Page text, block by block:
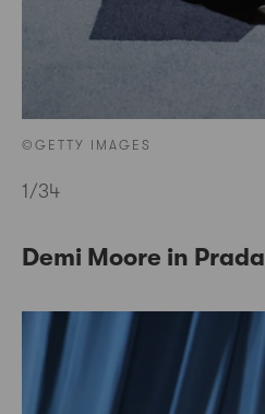
©GETTY IMAGES
1/34
Demi Moore in Prada